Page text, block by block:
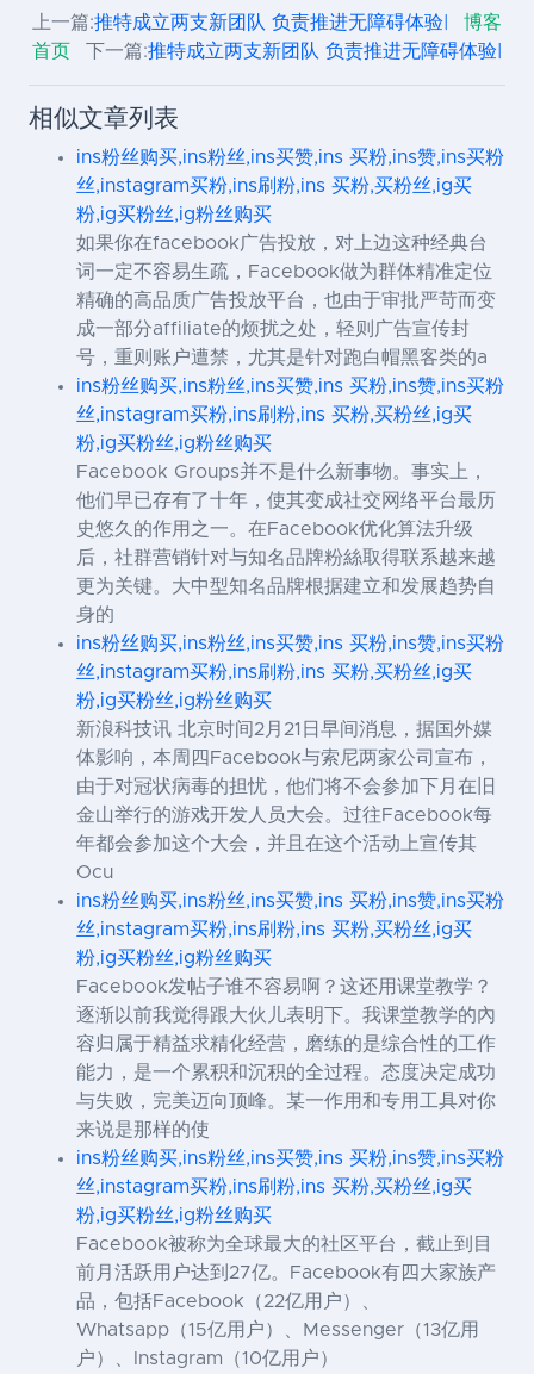
上一篇:推特成立两支新团队 负责推进无障碍体验|
博客
首页
下一篇:推特成立两支新团队 负责推进无障碍体验|
相似文章列表
ins粉丝购买,ins粉丝,ins买赞,ins 买粉,ins赞,ins买粉
丝,instagram买粉,ins刷粉,ins 买粉,买粉丝,ig买
粉,ig买粉丝,ig粉丝购买
如果你在facebook广告投放，对上边这种经典台
词一定不容易生疏，Facebook做为群体精准定位
精确的高品质广告投放平台，也由于审批严苛而变
成一部分affiliate的烦扰之处，轻则广告宣传封
号，重则账户遭禁，尤其是针对跑白帽黑客类的a
ins粉丝购买,ins粉丝,ins买赞,ins 买粉,ins赞,ins买粉
丝,instagram买粉,ins刷粉,ins 买粉,买粉丝,ig买
粉,ig买粉丝,ig粉丝购买
Facebook Groups并不是什么新事物。事实上，
他们早已存有了十年，使其变成社交网络平台最历
史悠久的作用之一。在Facebook优化算法升级
后，社群营销针对与知名品牌粉絲取得联系越来越
更为关键。大中型知名品牌根据建立和发展趋势自
身的
ins粉丝购买,ins粉丝,ins买赞,ins 买粉,ins赞,ins买粉
丝,instagram买粉,ins刷粉,ins 买粉,买粉丝,ig买
粉,ig买粉丝,ig粉丝购买
新浪科技讯 北京时间2月21日早间消息，据国外媒
体影响，本周四Facebook与索尼两家公司宣布，
由于对冠状病毒的担忧，他们将不会参加下月在旧
金山举行的游戏开发人员大会。过往Facebook每
年都会参加这个大会，并且在这个活动上宣传其
Ocu
ins粉丝购买,ins粉丝,ins买赞,ins 买粉,ins赞,ins买粉
丝,instagram买粉,ins刷粉,ins 买粉,买粉丝,ig买
粉,ig买粉丝,ig粉丝购买
Facebook发帖子谁不容易啊？这还用课堂教学？
逐渐以前我觉得跟大伙儿表明下。我课堂教学的內
容归属于精益求精化经营，磨练的是综合性的工作
能力，是一个累积和沉积的全过程。态度决定成功
与失败，完美迈向顶峰。某一作用和专用工具对你
来说是那样的使
ins粉丝购买,ins粉丝,ins买赞,ins 买粉,ins赞,ins买粉
丝,instagram买粉,ins刷粉,ins 买粉,买粉丝,ig买
粉,ig买粉丝,ig粉丝购买
Facebook被称为全球最大的社区平台，截止到目
前月活跃用户达到27亿。Facebook有四大家族产
品，包括Facebook（22亿用户）、
Whatsapp（15亿用户）、Messenger（13亿用
户）、Instagram（10亿用户）